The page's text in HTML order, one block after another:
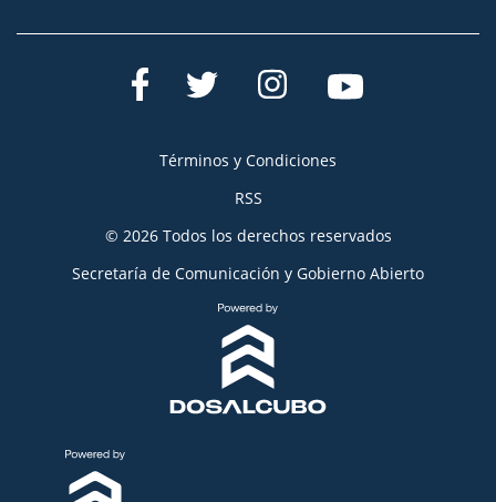
Términos y Condiciones
RSS
© 2026 Todos los derechos reservados
Secretaría de Comunicación y Gobierno Abierto